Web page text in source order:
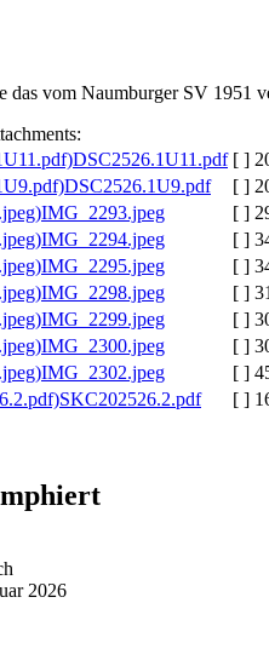
vom Naumburger SV 1951
DSC2526.1U11.pdf [ ]
DSC2526.1U9.pdf
[ ]
IMG_2293.jpeg
[ ]
IMG_2294.jpeg
[ ]
IMG_2295.jpeg
[ ]
IMG_2298.jpeg
[ ]
IMG_2299.jpeg
[ ]
IMG_2300.jpeg
[ ]
IMG_2302.jpeg
[ ]
SKC202526.2.pdf
[ ]
2026